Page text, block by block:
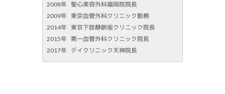
2008年 聖心美容外科福岡院院長
2009年 東京血管外科クリニック勤務
2014年 東京下肢静脈瘤クリニック院長
2015年 第一血管外科クリニック院長
2017年 デイクリニック天神院長